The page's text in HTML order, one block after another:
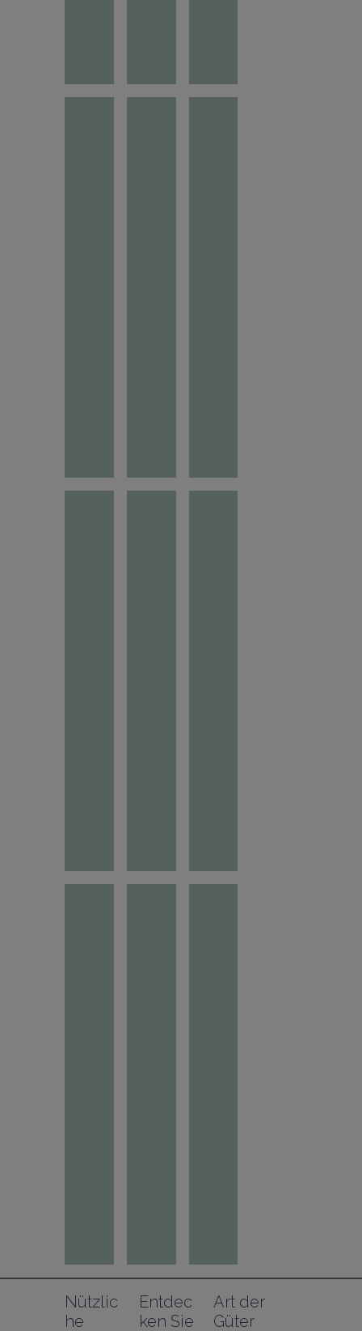
Nützlic
he
Entdec
ken Sie
Art der
Güter